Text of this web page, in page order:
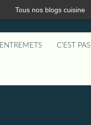
Tous nos blogs cuisine
ENTREMETS C'EST